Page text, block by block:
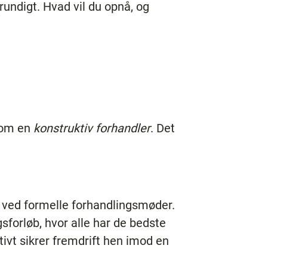
Hvad vil du opnå, og
en konstruktiv forhandler. Det
formelle forhandlingsmøder.
hvor alle har de bedste
sikrer fremdrift hen imod en